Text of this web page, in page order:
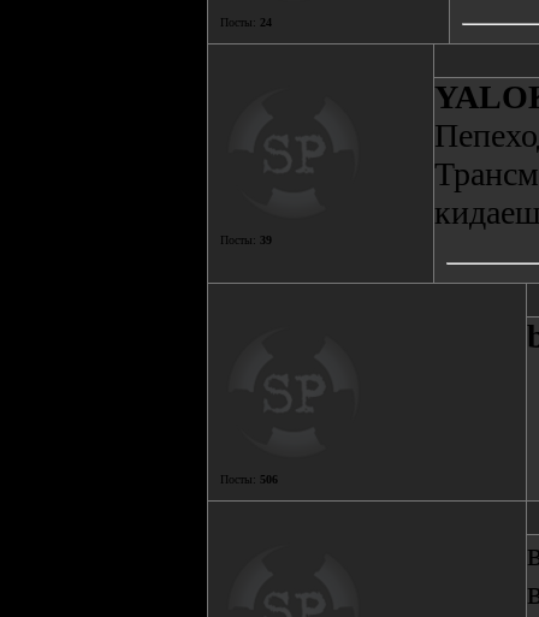
Посты: 24
Посты: 39
Посты: 506